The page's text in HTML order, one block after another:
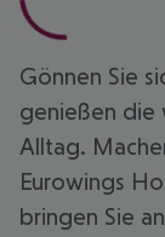
Gönnen Sie
genießen die
Alltag.
Eurowings
bringen Sie